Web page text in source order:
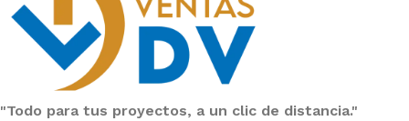
"Todo para tus proyectos, a un clic de distancia."